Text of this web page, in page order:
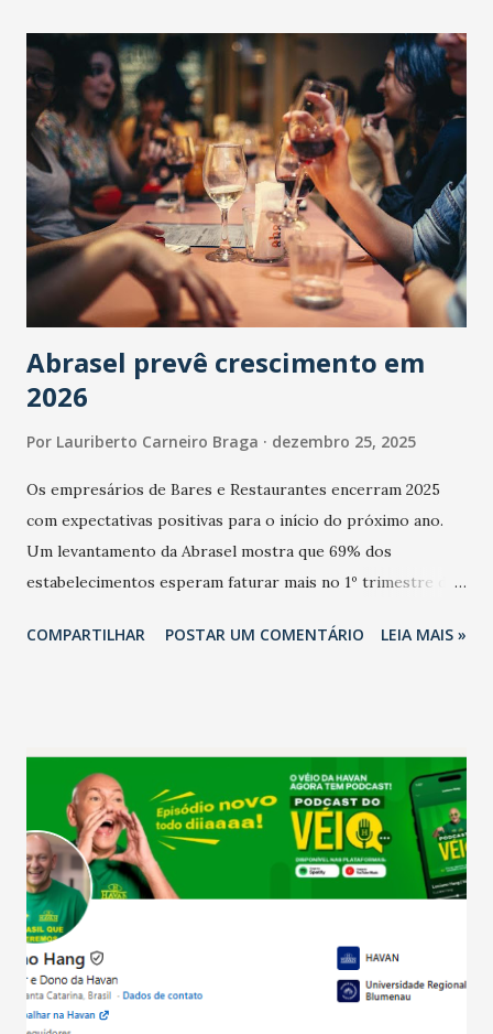
Abrasel prevê crescimento em
2026
Por Lauriberto Carneiro Braga dezembro 25, 2025
Os empresários de Bares e Restaurantes encerram 2025
com expectativas positivas para o início do próximo ano.
Um levantamento da Abrasel mostra que 69% dos
estabelecimentos esperam faturar mais no 1º trimestre de
relação ao último trimestre deste ano, 56% também
confraternizações de fim de ano e pelo pagamento do 13º
Salário para um número maior de trabalhadores, já que o
país tem a menor taxa de desemprego dos anos recentes.
Ainda segundo a Pesquisa, em novembro de 2025, 40% dos
bares e restaurantes operaram com lucro e outros 40%
registraram equilíbrio financeiro. Já o percentual de
estabelecimentos no prejuízo ficou em 19%, pouco abaixo
do observado no mês anterior. Outros 1% não existiam em
novembro. Em relação a outubro, o faturamento também
COMPARTILHAR POSTAR UM COMENTÁRIO LEIA MAIS »